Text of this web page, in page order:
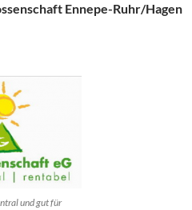
Ennepe-Ruhr/Hagen
und gut für